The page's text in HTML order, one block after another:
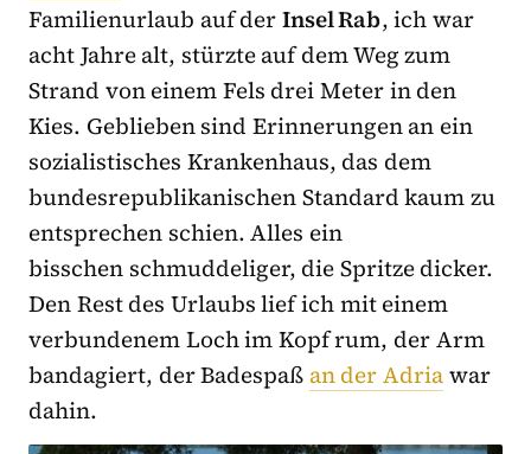
Familienurlaub auf derInsel Rab, ich war
acht Jahre alt, stürzte auf dem Weg zum
Strand von einem Fels drei Meter in den
Kies. Geblieben sind Erinnerungen an ein
sozialistisches Krankenhaus, das dem
bundesrepublikanischen Standard kaum zu
entsprechen schien. Alles ein
bisschen schmuddeliger, die Spritze dicker.
Den Rest des Urlaubs lief ich mit einem
verbundenem Loch im Kopf rum, der Arm
bandagiert, der Badespaß an der Adriawar
dahin.